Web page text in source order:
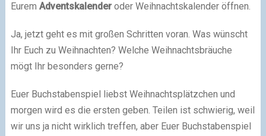
Eurem Adventskalenderoder Weihnachtskalender öffnen.
Ja, jetzt geht es mit großen Schritten voran. Was wünscht
Ihr Euch zu Weihnachten? Welche Weihnachtsbräuche
mögt Ihr besonders gerne?
Euer Buchstabenspiel liebst Weihnachtsplätzchen und
morgen wird es die ersten geben. Teilen ist schwierig, weil
wir uns ja nicht wirklich treffen, aber Euer Buchstabenspiel